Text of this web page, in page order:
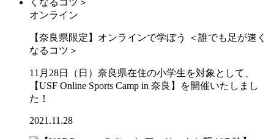
オンライン
【奈良県限定】オンラインで学ぼう ＜誰でも足が速く
なるコツ＞
11月28日（日）奈良県在住の小学生を対象として、
【USF Online Sports Camp in 奈良】を開催いたしまし
た！
2021.11.28